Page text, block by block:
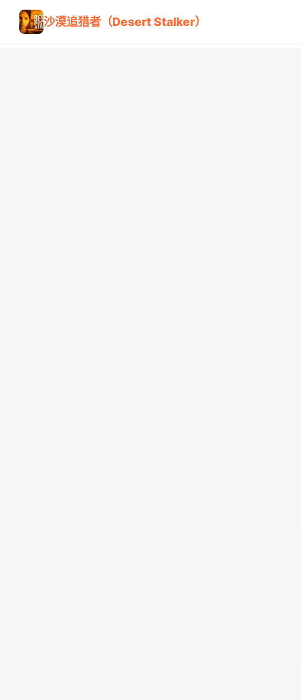
沙漠追猎者（Desert Stalker）